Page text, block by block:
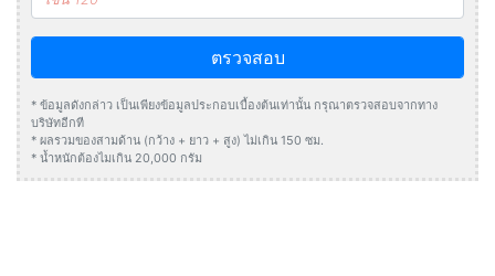
ตรวจสอบ
* ข้อมูลดังกล่าว เป็นเพียงข้อมูลประกอบเบื้องต้นเท่านั้น กรุณาตรวจสอบจากทาง
บริษัทอีกที
* ผลรวมของสามด้าน (กว้าง + ยาว + สูง) ไม่เกิน 150 ซม.
* น้ำหนักต้องไมเกิน 20,000 กรัม